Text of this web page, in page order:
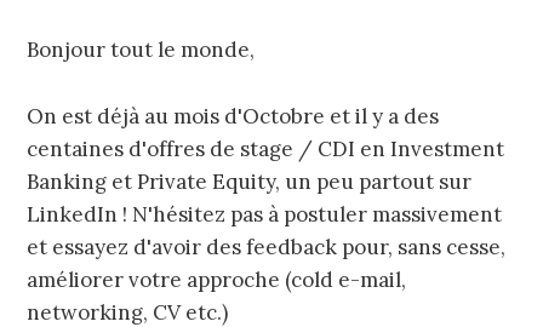
Bonjour tout le monde,
On est déjà au mois d'Octobre et il y a des
centaines d'offres de stage / CDI en Investment
Banking et Private Equity, un peu partout sur
LinkedIn ! N'hésitez pas à postuler massivement
et essayez d'avoir des feedback pour, sans cesse,
améliorer votre approche (cold e-mail,
networking, CV etc.)